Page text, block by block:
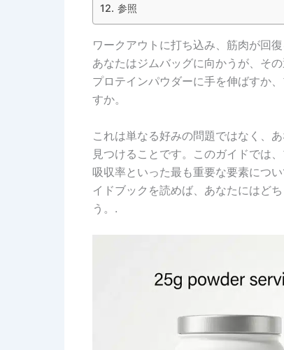
参照
ワークアウトに打ち込み、筋肉が回
あなたはジムバッグに向かうが、そ
プロテインパウダーに手を伸ばすか
すか。
これは単なる好みの問題ではなく、
見つけることです。このガイドでは
吸収率といった最も重要な要素につ
イドブックを読めば、あなたにはど
う。.